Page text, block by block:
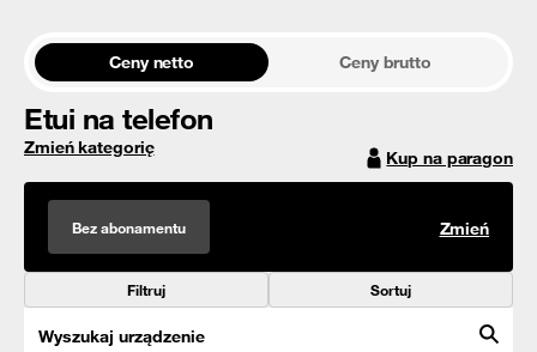
Ceny netto Ceny brutto
Etui na telefon
Zmień kategorię Kup na paragon
Bez abonamentu Zmień
Filtruj Sortuj
Wyszukaj urządzenie